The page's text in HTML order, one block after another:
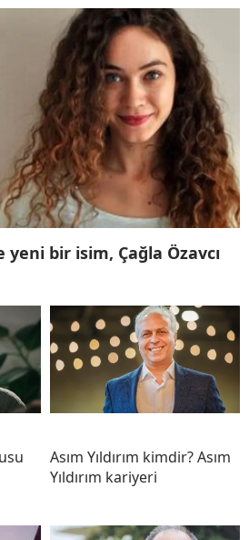
yeni bir isim, Çağla Özavcı
Asım Yıldırım kimdir? Asım
Yıldırım kariyeri